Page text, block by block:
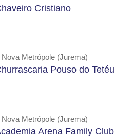
Cristiano
Nova Metrópole (Jurema)
Pouso do Tetéu
Nova Metrópole (Jurema)
Arena Family Club